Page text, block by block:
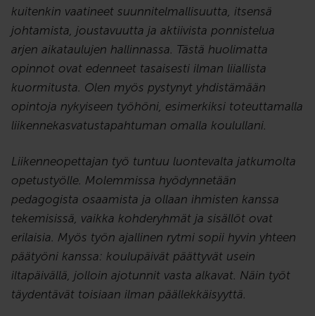
kuitenkin vaatineet suunnitelmallisuutta, itsensä
johtamista, joustavuutta ja aktiivista ponnistelua
arjen aikataulujen hallinnassa. Tästä huolimatta
opinnot ovat edenneet tasaisesti ilman liiallista
kuormitusta. Olen myös pystynyt yhdistämään
opintoja nykyiseen työhöni, esimerkiksi toteuttamalla
liikennekasvatustapahtuman omalla koulullani.
Liikenneopettajan työ tuntuu luontevalta jatkumolta
opetustyölle. Molemmissa hyödynnetään
pedagogista osaamista ja ollaan ihmisten kanssa
tekemisissä, vaikka kohderyhmät ja sisällöt ovat
erilaisia. Myös työn ajallinen rytmi sopii hyvin yhteen
päätyöni kanssa: koulupäivät päättyvät usein
iltapäivällä, jolloin ajotunnit vasta alkavat. Näin työt
täydentävät toisiaan ilman päällekkäisyyttä.